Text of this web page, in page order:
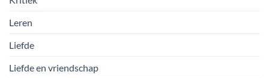
Leren
Liefde
Liefde en vriendschap